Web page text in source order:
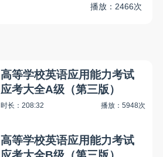
播放：2466次
高等学校英语应用能力考试
应考大全A级（第三版）
时长：208:32 播放：5948次
高等学校英语应用能力考试